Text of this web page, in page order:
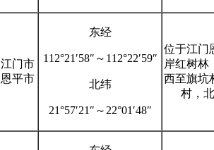
江门市
恩平市
东经
112°21′58″～112°22′59″
北纬
21°57′21″～22°01′48″
位于江门
岸红树林
西至旗坑
村，